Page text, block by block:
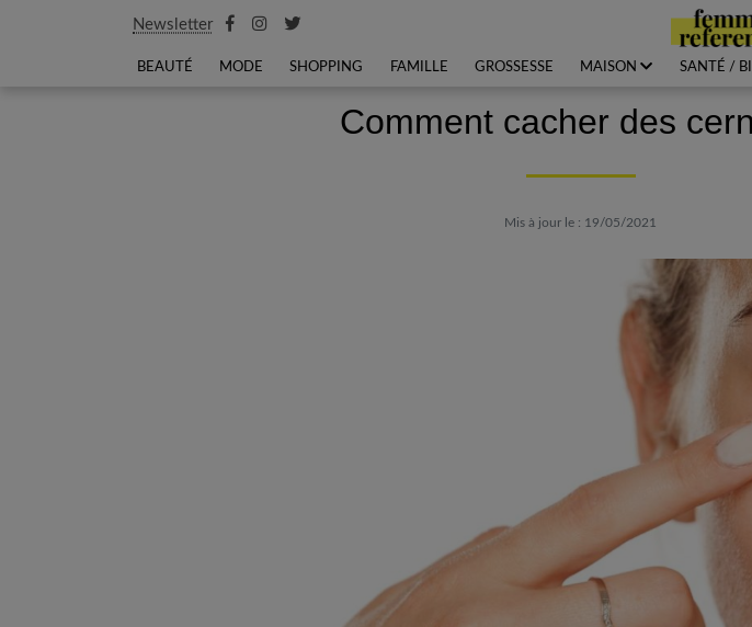
Newsletter
BEAUTÉ MODE SHOPPING FAMILLE GROSSESSE MAISON SANTÉ /
Comment cacher des
Mis à jour le : 19/05/2021